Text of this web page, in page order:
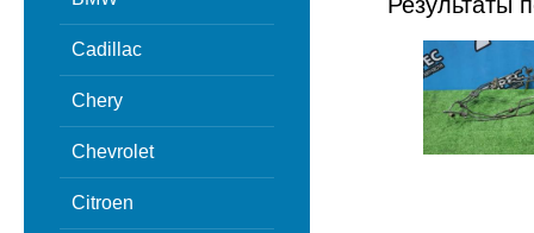
Cadillac
Chery
Chevrolet
Citroen